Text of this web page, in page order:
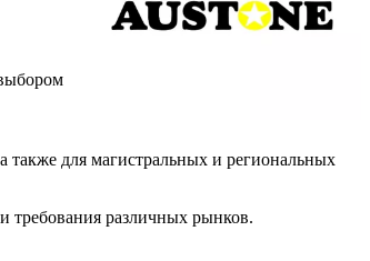
для магистральных и региональных
требования различных рынков.